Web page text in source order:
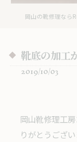
靴底の加工
2019/10/03
岡山靴修理工
りがとうござ